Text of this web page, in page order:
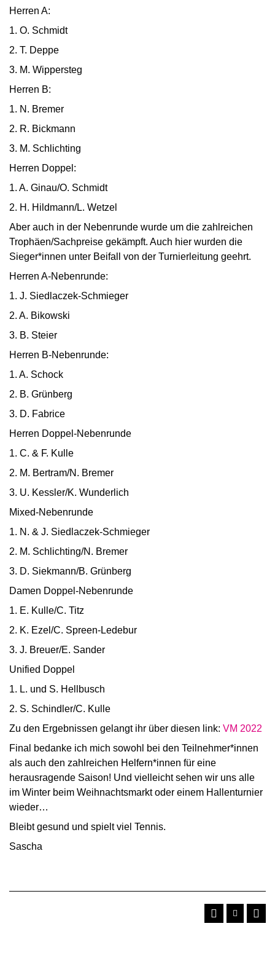
Herren A:
1. O. Schmidt
2. T. Deppe
3. M. Wippersteg
Herren B:
1. N. Bremer
2. R. Bickmann
3. M. Schlichting
Herren Doppel:
1. A. Ginau/O. Schmidt
2. H. Hildmann/L. Wetzel
Aber auch in der Nebenrunde wurde um die zahlreichen
Trophäen/Sachpreise gekämpft. Auch hier wurden die
Sieger*innen unter Beifall von der Turnierleitung geehrt.
Herren A-Nebenrunde:
1. J. Siedlaczek-Schmieger
2. A. Bikowski
3. B. Steier
Herren B-Nebenrunde:
1. A. Schock
2. B. Grünberg
3. D. Fabrice
Herren Doppel-Nebenrunde
1. C. & F. Kulle
2. M. Bertram/N. Bremer
3. U. Kessler/K. Wunderlich
Mixed-Nebenrunde
1. N. & J. Siedlaczek-Schmieger
2. M. Schlichting/N. Bremer
3. D. Siekmann/B. Grünberg
Damen Doppel-Nebenrunde
1. E. Kulle/C. Titz
2. K. Ezel/C. Spreen-Ledebur
3. J. Breuer/E. Sander
Unified Doppel
1. L. und S. Hellbusch
2. S. Schindler/C. Kulle
Zu den Ergebnissen gelangt ihr über diesen link: VM 2022
Final bedanke ich mich sowohl bei den Teilnehmer*innen
als auch den zahlreichen Helfern*innen für eine
herausragende Saison! Und vielleicht sehen wir uns alle
im Winter beim Weihnachtsmarkt oder einem Hallenturnier
wieder…
Bleibt gesund und spielt viel Tennis.
Sascha